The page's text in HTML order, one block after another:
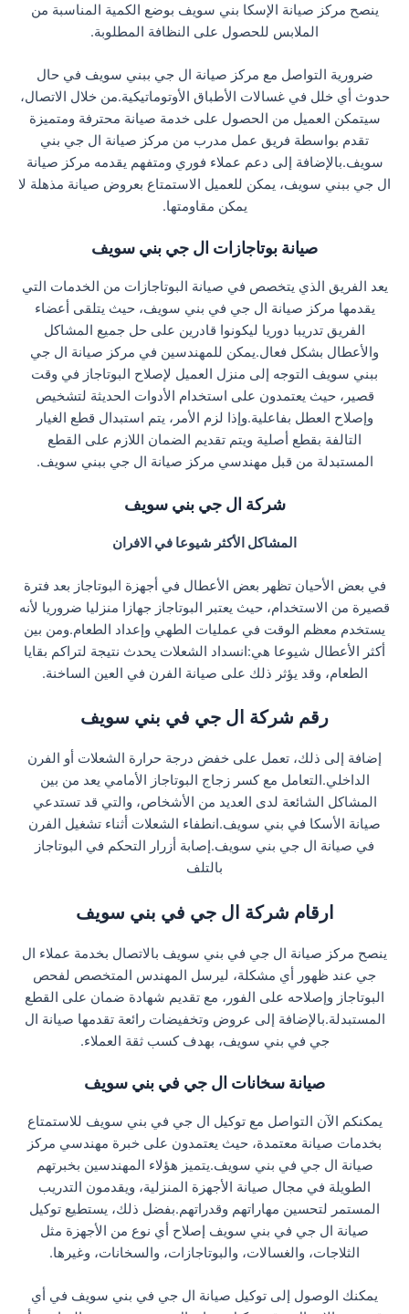
ينصح مركز صيانة الإسكا بني سويف بوضع الكمية المناسبة من
الملابس للحصول على النظافة المطلوبة.
ضرورية التواصل مع مركز صيانة ال جي ببني سويف في حال
حدوث أي خلل في غسالات الأطباق الأوتوماتيكية.من خلال الاتصال،
سيتمكن العميل من الحصول على خدمة صيانة محترفة ومتميزة
تقدم بواسطة فريق عمل مدرب من مركز صيانة ال جي بني
سويف.بالإضافة إلى دعم عملاء فوري ومتفهم يقدمه مركز صيانة
ال جي ببني سويف، يمكن للعميل الاستمتاع بعروض صيانة مذهلة لا
يمكن مقاومتها.
صيانة بوتاجازات ال جي بني سويف
يعد الفريق الذي يتخصص في صيانة البوتاجازات من الخدمات التي
يقدمها مركز صيانة ال جي في بني سويف، حيث يتلقى أعضاء
الفريق تدريبا دوريا ليكونوا قادرين على حل جميع المشاكل
والأعطال بشكل فعال.يمكن للمهندسين في مركز صيانة ال جي
ببني سويف التوجه إلى منزل العميل لإصلاح البوتاجاز في وقت
قصير، حيث يعتمدون على استخدام الأدوات الحديثة لتشخيص
وإصلاح العطل بفاعلية.وإذا لزم الأمر، يتم استبدال قطع الغيار
التالفة بقطع أصلية ويتم تقديم الضمان اللازم على القطع
المستبدلة من قبل مهندسي مركز صيانة ال جي ببني سويف.
شركة ال جي بني سويف
المشاكل الأكثر شيوعا في الافران
في بعض الأحيان تظهر بعض الأعطال في أجهزة البوتاجاز بعد فترة
قصيرة من الاستخدام، حيث يعتبر البوتاجاز جهازا منزليا ضروريا لأنه
يستخدم معظم الوقت في عمليات الطهي وإعداد الطعام.ومن بين
أكثر الأعطال شيوعا هي:انسداد الشعلات يحدث نتيجة لتراكم بقايا
الطعام، وقد يؤثر ذلك على صيانة الفرن في العين الساخنة.
رقم شركة ال جي في بني سويف
إضافة إلى ذلك، تعمل على خفض درجة حرارة الشعلات أو الفرن
الداخلي.التعامل مع كسر زجاج البوتاجاز الأمامي يعد من بين
المشاكل الشائعة لدى العديد من الأشخاص، والتي قد تستدعي
صيانة الأسكا في بني سويف.انطفاء الشعلات أثناء تشغيل الفرن
في صيانة ال جي بني سويف.إصابة أزرار التحكم في البوتاجاز
بالتلف
ارقام شركة ال جي في بني سويف
ينصح مركز صيانة ال جي في بني سويف بالاتصال بخدمة عملاء ال
جي عند ظهور أي مشكلة، ليرسل المهندس المتخصص لفحص
البوتاجاز وإصلاحه على الفور، مع تقديم شهادة ضمان على القطع
المستبدلة.بالإضافة إلى عروض وتخفيضات رائعة تقدمها صيانة ال
جي في بني سويف، بهدف كسب ثقة العملاء.
صيانة سخانات ال جي في بني سويف
يمكنكم الآن التواصل مع توكيل ال جي في بني سويف للاستمتاع
بخدمات صيانة معتمدة، حيث يعتمدون على خبرة مهندسي مركز
صيانة ال جي في بني سويف.يتميز هؤلاء المهندسين بخبرتهم
الطويلة في مجال صيانة الأجهزة المنزلية، ويقدمون التدريب
المستمر لتحسين مهاراتهم وقدراتهم.بفضل ذلك، يستطيع توكيل
صيانة ال جي في بني سويف إصلاح أي نوع من الأجهزة مثل
الثلاجات، والغسالات، والبوتاجازات، والسخانات، وغيرها.
يمكنك الوصول إلى توكيل صيانة ال جي في بني سويف في أي